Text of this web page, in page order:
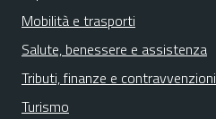
Mobilità e trasporti
Salute, benessere e assistenza
Tributi, finanze e contravvenzioni
Turismo